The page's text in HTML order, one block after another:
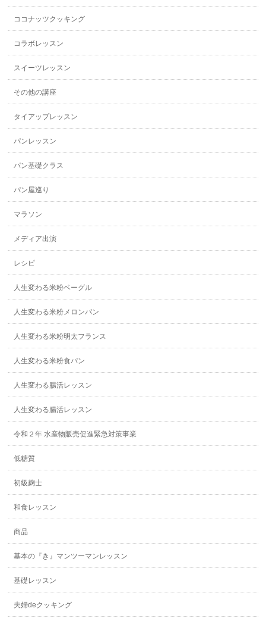
ココナッツクッキング
コラボレッスン
スイーツレッスン
その他の講座
タイアップレッスン
パンレッスン
パン基礎クラス
パン屋巡り
マラソン
メディア出演
レシピ
人生変わる米粉ベーグル
人生変わる米粉メロンパン
人生変わる米粉明太フランス
人生変わる米粉食パン
人生変わる腸活レッスン
人生変わる腸活レッスン
令和２年 水産物販売促進緊急対策事業
低糖質
初級麹士
和食レッスン
商品
基本の『き』マンツーマンレッスン
基礎レッスン
夫婦deクッキング